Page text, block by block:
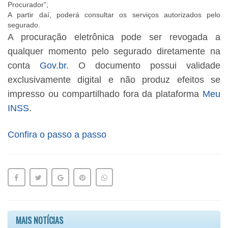
Procurador”;
A partir daí, poderá consultar os serviços autorizados pelo
segurado.
A procuração eletrônica pode ser revogada a
qualquer momento pelo segurado diretamente na
conta Gov.br. O documento possui validade
exclusivamente digital e não produz efeitos se
impresso ou compartilhado fora da plataforma Meu
INSS.
Confira o passo a passo
MAIS NOTÍCIAS